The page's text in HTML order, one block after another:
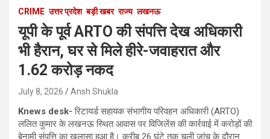
CRIME उत्तर प्रदेश बड़ी खबर राज्य लखनऊ
यूपी के पूर्व ARTO की संपत्ति देख अधिकारी
भी हैरान, घर से मिले हीरे-जवाहरात और
1.62 करोड़ नकद
July 8, 2026 Ansh Shukla
Knews desk-रिटायर्ड सहायक संभागीय परिवहन अधिकारी (ARTO)
ललित कुमार के लखनऊ स्थित आवास पर विजिलेंस की कार्रवाई में करोड़ों की
बेनामी संपत्ति का खुलासा हुआ है। करीब 26 घंटे तक चली जांच के दौरान